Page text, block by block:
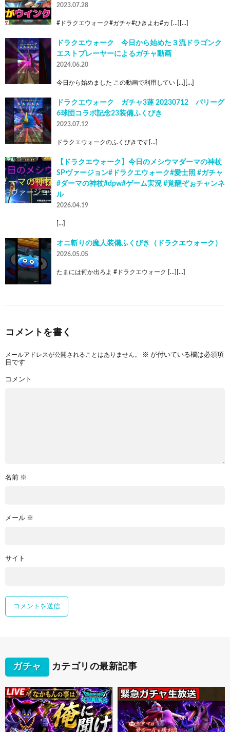
2023.07.28
#ドラクエウォーク#ガチャ#ひきよわ#カ […][…]
ドラクエウォーク 今日から始めた３流ドラゴンク
エストプレーヤーによるガチャ動画
2024.06.20
今日から始めました この動画で利用してい […][…]
ドラクエウォーク ガチャ3蓮 20230712 パリーグ
6球団コラボ記念23装備ふくびき
2023.07.12
ドラクエウォークのふくびきです[…]
【ドラクエウォーク】今日のメシウマダーマの神杖
SPヴァージョン#ドラクエウォーク#愛士照 #ガチャ
#ダーマの神杖#dpw#ゲーム実況 #覚醒ぞぉチャンネ
ル
2026.04.19
[…]
オニ斬りの魔人装備ふくびき（ドラクエウォーク）
2026.05.05
たまには何か出ろよ #ドラクエウォーク […][…]
コメントを書く
メールアドレスが公開されることはありません。 ※ が付いている欄は必須項
目です
コメント
名前 ※
メール ※
サイト
ガチャ カテゴリの最新記事